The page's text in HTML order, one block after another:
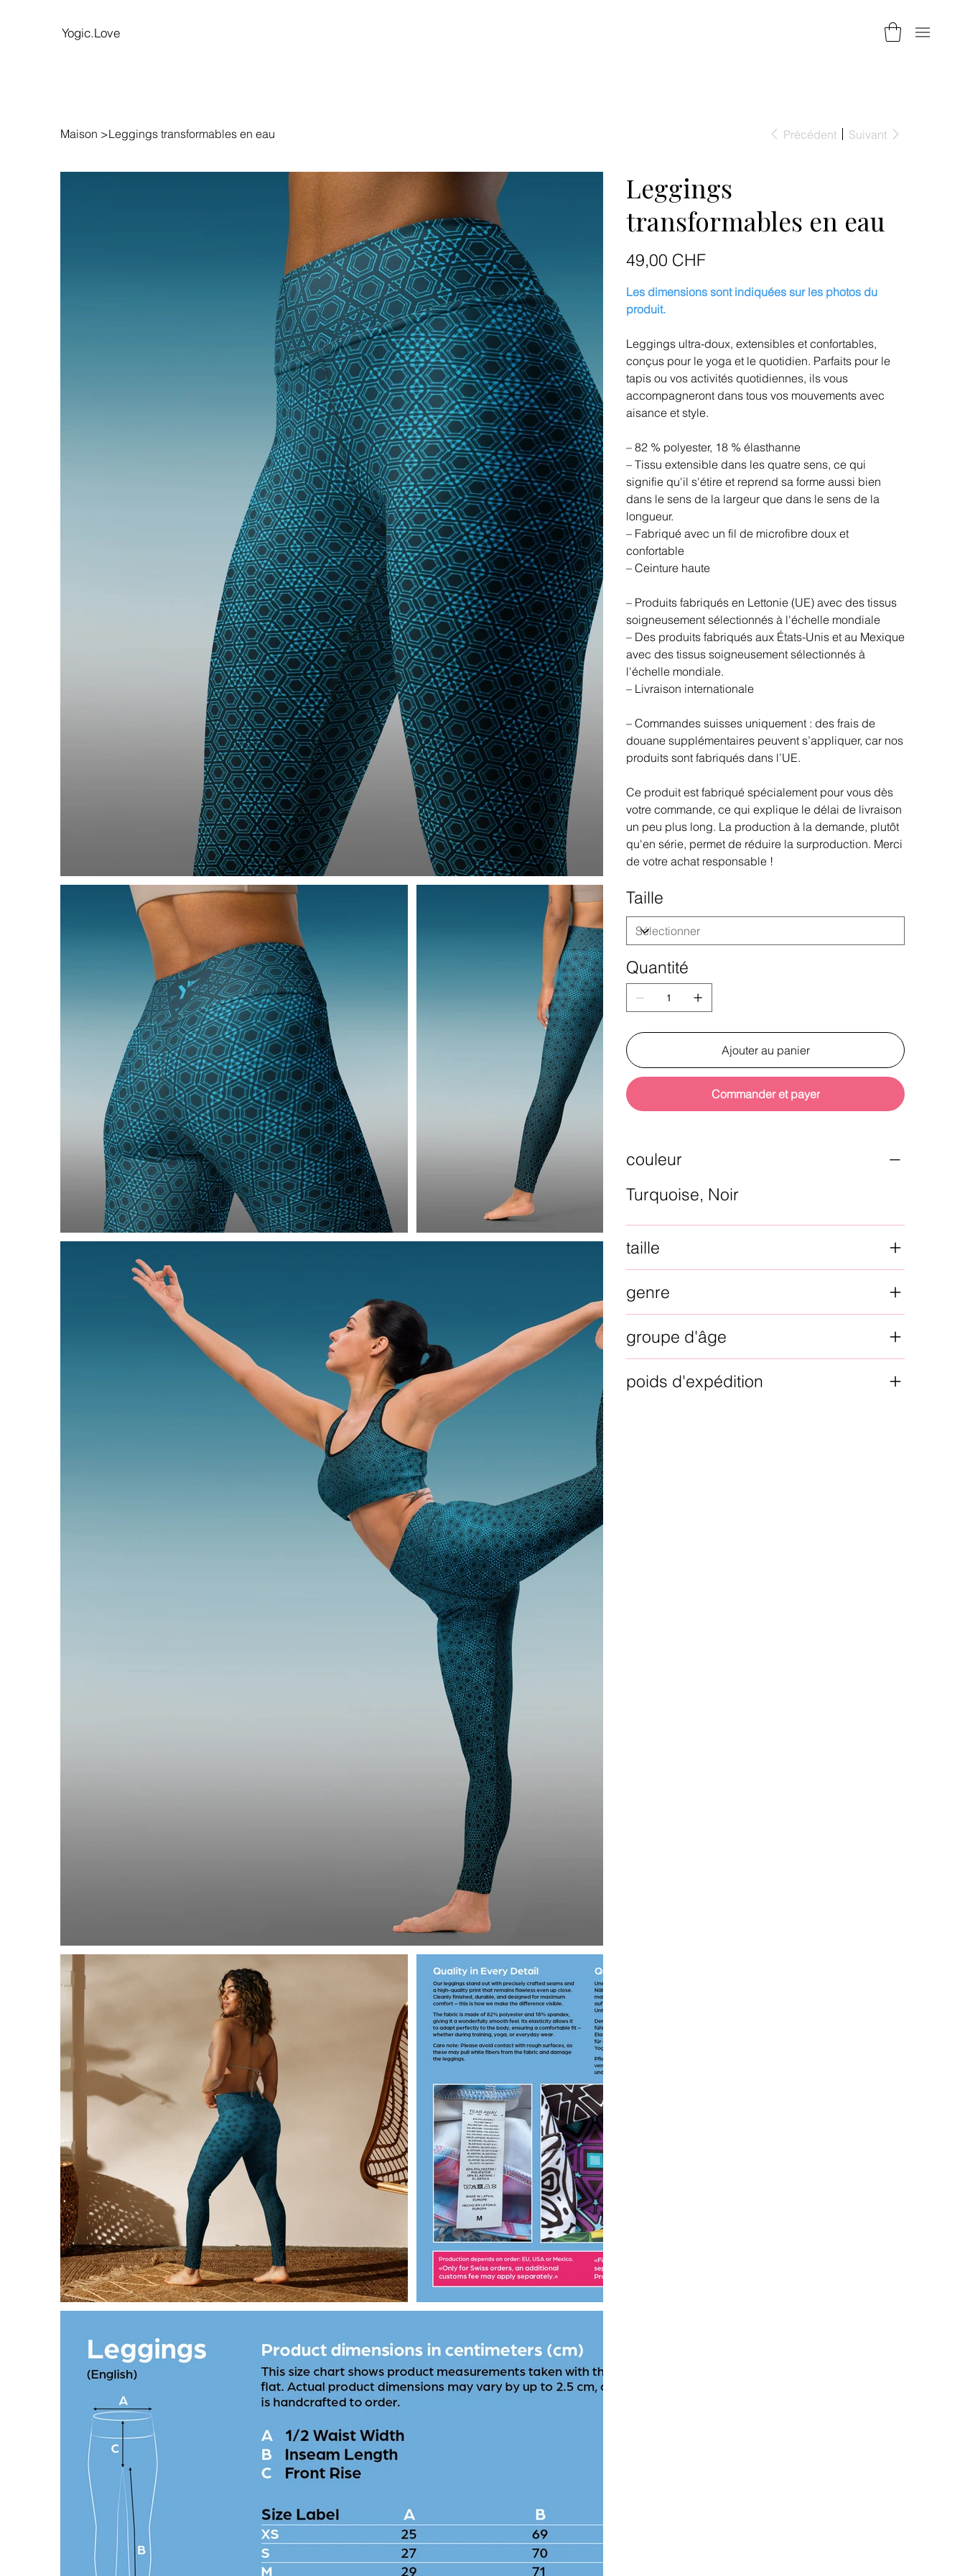
Yogic.Love
Maison >Leggings transformables en eau Précédent Suivant
Leggings
transformables en eau
49,00 CHF
Les dimensions sont indiquées sur les photos du
produit.
Leggings ultra-doux, extensibles et confortables,
conçus pour le yoga et le quotidien. Parfaits pour le
tapis ou vos activités quotidiennes, ils vous
accompagneront dans tous vos mouvements avec
aisance et style.
– 82 % polyester, 18 % élasthanne
– Tissu extensible dans les quatre sens, ce qui
signifie qu'il s'étire et reprend sa forme aussi bien
dans le sens de la largeur que dans le sens de la
longueur.
– Fabriqué avec un fil de microfibre doux et
confortable
– Ceinture haute
– Produits fabriqués en Lettonie (UE) avec des tissus
soigneusement sélectionnés à l'échelle mondiale
– Des produits fabriqués aux États-Unis et au Mexique
avec des tissus soigneusement sélectionnés à
l'échelle mondiale.
– Livraison internationale
– Commandes suisses uniquement : des frais de
douane supplémentaires peuvent s’appliquer, car nos
produits sont fabriqués dans l’UE.
Ce produit est fabriqué spécialement pour vous dès
votre commande, ce qui explique le délai de livraison
un peu plus long. La production à la demande, plutôt
qu'en série, permet de réduire la surproduction. Merci
de votre achat responsable !
Taille
Quantité
Ajouter au panier
Commander et payer
couleur
Turquoise, Noir
taille
genre
groupe d'âge
poids d'expédition